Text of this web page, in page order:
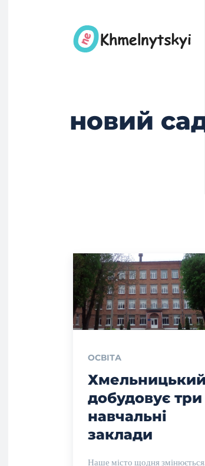
новий
ОСВІТА
Хмельницький
добудовує три
навчальні
заклади
Наше місто щодня